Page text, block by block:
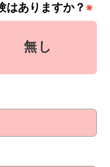
はありますか？ ※
無し